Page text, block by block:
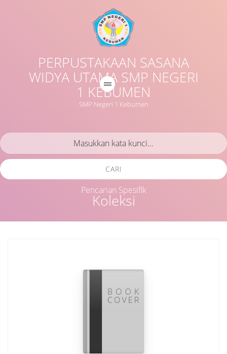
PERPUSTAKAAN SASANA
WIDYA UTAMA SMP NEGERI
1 KEBUMEN
SMP Negeri 1 Kebumen
Koleksi
CARI
Pencarian Spesifik